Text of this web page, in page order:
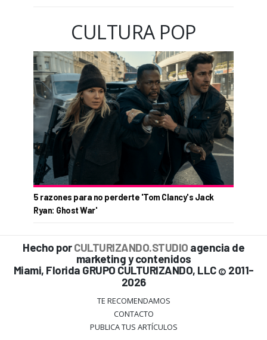
CULTURA POP
5 razones para no perderte 'Tom Clancy's Jack
Ryan: Ghost War'
Hecho porCULTURIZANDO.STUDIO agencia de
marketing y contenidos
Miami, Florida GRUPO CULTURIZANDO, LLC © 2011-
2026
TE RECOMENDAMOS
CONTACTO
PUBLICA TUS ARTÍCULOS